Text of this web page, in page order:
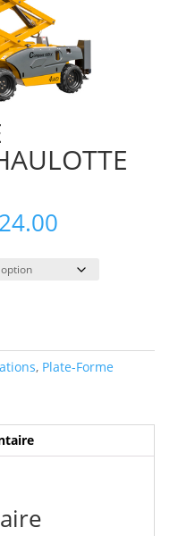
Plage
prix :
$465.00
, Plate-Forme